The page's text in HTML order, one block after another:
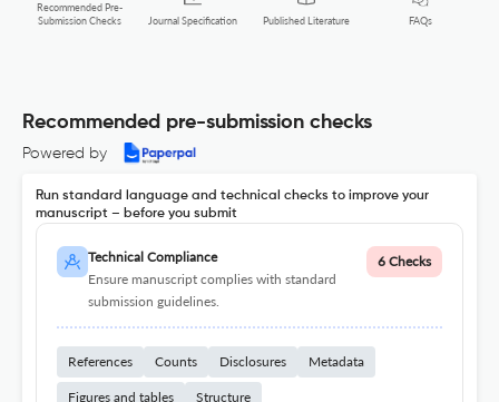
Recommended Pre-
Submission Checks
Journal Specification Published Literature FAQs
Recommended pre-submission checks
Powered by
Run standard language and technical checks to improve your
manuscript – before you submit
Technical Compliance
Ensure manuscript complies with standard
submission guidelines.
6 Checks
References Counts Disclosures Metadata
Figures and tables Structure